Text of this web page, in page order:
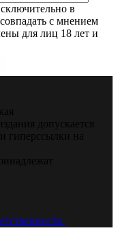
в
с мнением
для лиц 18 лет и
допускается
гиперссылки на